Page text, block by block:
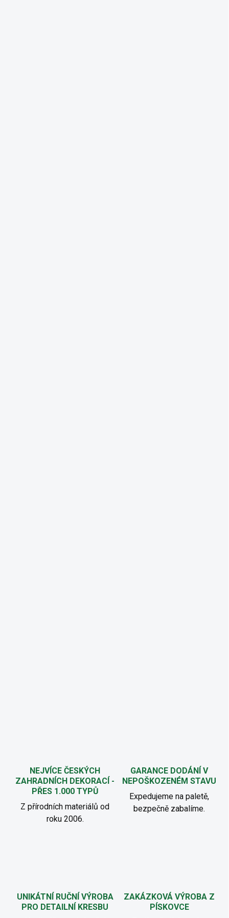
NEJVÍCE ČESKÝCH
ZAHRADNÍCH DEKORACÍ -
PŘES 1.000 TYPŮ
Z přírodních materiálů od
roku 2006.
GARANCE DODÁNÍ V
NEPOŠKOZENÉM STAVU
Expedujeme na paletě,
bezpečně zabalíme.
UNIKÁTNÍ RUČNÍ VÝROBA
PRO DETAILNÍ KRESBU
ZAKÁZKOVÁ VÝROBA Z
PÍSKOVCE